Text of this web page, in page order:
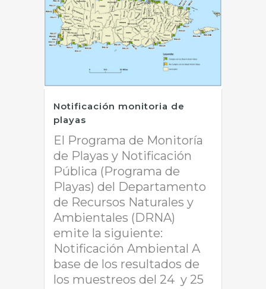
Notificación monitoria de
playas
El Programa de Monitoría
de Playas y Notificación
Pública (Programa de
Playas) del Departamento
de Recursos Naturales y
Ambientales (DRNA)
emite la siguiente:
Notificación Ambiental A
base de los resultados de
los muestreos del 24 y 25